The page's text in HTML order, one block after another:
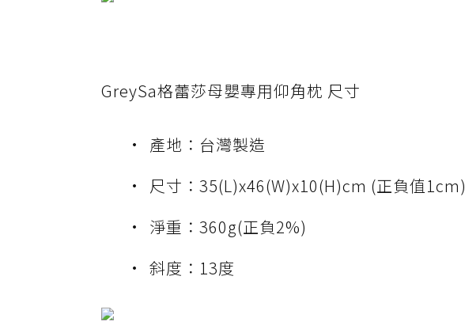
GreySa格蕾莎母嬰專用仰角枕 尺寸
產地：台灣製造
尺寸：35(L)x46(W)x10(H)cm (正負值1cm)
淨重：360g(正負2%)
斜度：13度